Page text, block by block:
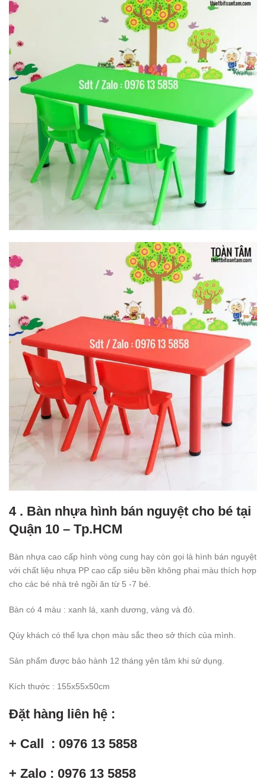
4 . Bàn nhựa hình bán nguyệt cho bé tại
Quận 10 – Tp.HCM
Bàn nhựa cao cấp hình vòng cung hay còn gọi là hình bán nguyệt
với chất liệu nhựa PP cao cấp siêu bền không phai màu thích hợp
cho các bé nhà trẻ ngồi ăn từ 5 -7 bé.
Bàn có 4 màu : xanh lá, xanh dương, vàng và đỏ.
Qúy khách có thể lựa chọn màu sắc theo sở thích của mình.
Sản phẩm được bảo hành 12 tháng yên tâm khi sử dụng.
Kích thước : 155x55x50cm
Đặt hàng liên hệ :
+ Call : 0976 13 5858
+ Zalo : 0976 13 5858